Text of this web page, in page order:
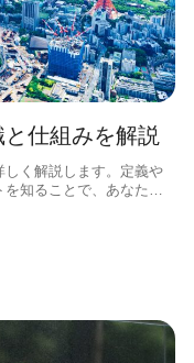
仕組みを解説
く解説します。定義や
知ることで、あなたの
小口化商品とは？概要